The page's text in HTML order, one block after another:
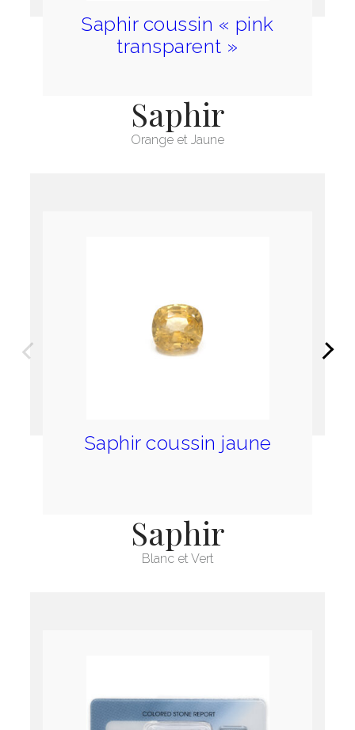
Saphir coussin « pink
transparent »
Saphir
Orange et Jaune
Saphir coussin jaune
Précédent
Saphir
Blanc et Vert